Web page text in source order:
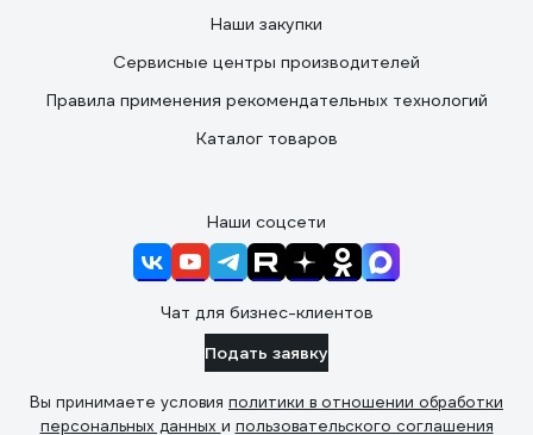
Наши закупки
Сервисные центры производителей
Правила применения рекомендательных технологий
Каталог товаров
Наши соцсети
Чат для бизнес-клиентов
Подать заявку
Вы принимаете условия политики в отношении обработки
персональных данных и пользовательского соглашения